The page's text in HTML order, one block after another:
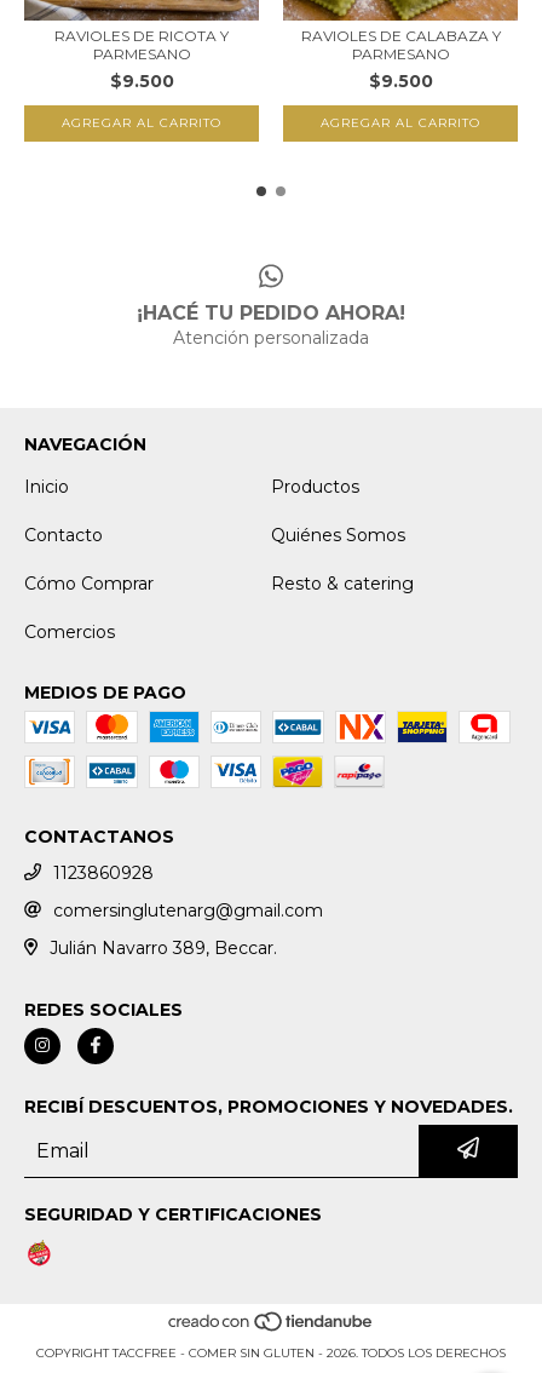
RAVIOLES DE RICOTA Y
PARMESANO
$9.500
RAVIOLES DE CALABAZA Y
PARMESANO
$9.500
¡HACÉ TU PEDIDO AHORA!
Atención personalizada
NAVEGACIÓN
Inicio
Productos
Contacto Quiénes Somos
Cómo Comprar Resto & catering
Comercios
MEDIOS DE PAGO
CONTACTANOS
1123860928
comersinglutenarg@gmail.com
Julián Navarro 389, Beccar.
REDES SOCIALES
RECIBÍ DESCUENTOS, PROMOCIONES Y NOVEDADES.
SEGURIDAD Y CERTIFICACIONES
COPYRIGHT TACCFREE - COMER SIN GLUTEN - 2026. TODOS LOS DERECHOS